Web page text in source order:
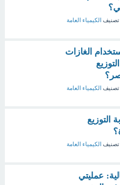
الكيمياء العامة
الغازات
الكيمياء العامة
التوزيع
الكيمياء العامة
عمليتي